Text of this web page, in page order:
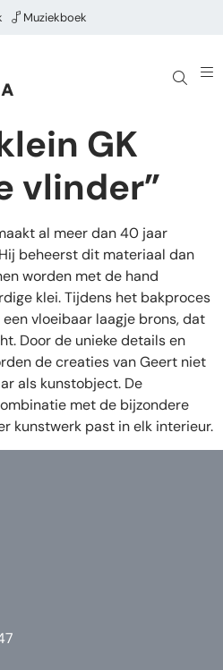
Muziekboek
GK
vlinder”
al meer dan 40 jaar
beheerst dit materiaal dan
worden met de hand
klei. Tijdens het bakproces
vloeibaar laagje brons, dat
Door de unieke details en
de creaties van Geert niet
als kunstobject. De
met de bijzondere
kunstwerk past in elk interieur.